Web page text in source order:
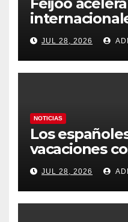
prioritario en
gobierno
JUL 28, 2026
NOTICIAS
Los
vacaciones
carburantes
más caros
y los hoteles
JUL 28, 2026